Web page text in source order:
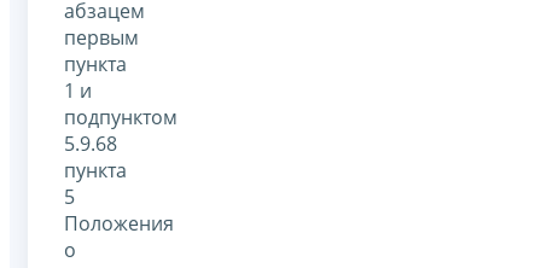
абзацем
первым
пункта
1 и
подпунктом
5.9.68
пункта
5
Положения
о